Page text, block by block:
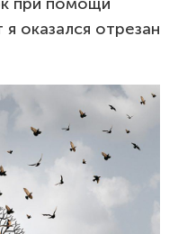
оказался отрезан